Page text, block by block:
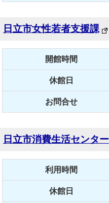
日立市女性若者支援課
開館時間
休館日
お問合せ
日立市消費生活センター
利用時間
休館日